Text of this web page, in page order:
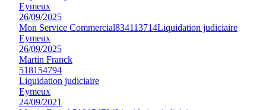
Eymeux
26/09/2025
Mon Service Commercial834113714Liquidation judiciaire
Eymeux
26/09/2025
Martin Franck
518154794
Liquidation judiciaire
Eymeux
24/09/2021